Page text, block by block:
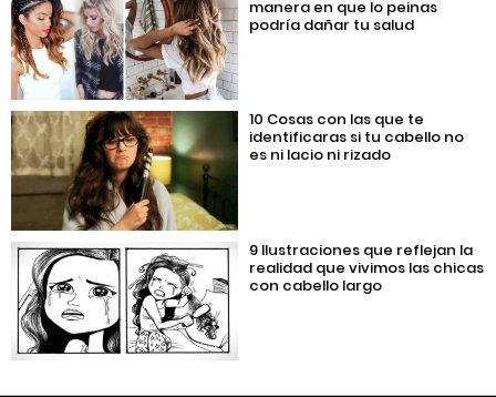
manera en que lo peinas
podría dañar tu salud
10 Cosas con las que te
identificaras si tu cabello no
es ni lacio ni rizado
9 Ilustraciones que reflejan la
realidad que vivimos las chicas
con cabello largo